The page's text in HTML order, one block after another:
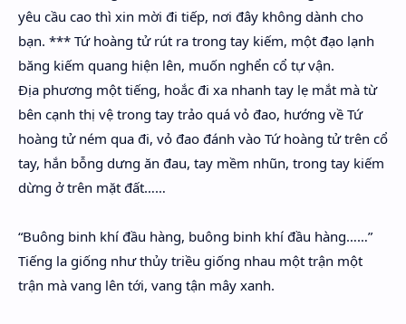
yêu cầu cao thì xin mời đi tiếp, nơi đây không dành cho
bạn. *** Tứ hoàng tử rút ra trong tay kiếm, một đạo lạnh
băng kiếm quang hiện lên, muốn nghển cổ tự vận.
Địa phương một tiếng, hoắc đi xa nhanh tay lẹ mắt mà từ
bên cạnh thị vệ trong tay trảo quá vỏ đao, hướng về Tứ
hoàng tử ném qua đi, vỏ đao đánh vào Tứ hoàng tử trên cổ
tay, hắn bỗng dưng ăn đau, tay mềm nhũn, trong tay kiếm
dừng ở trên mặt đất……
“Buông binh khí đầu hàng, buông binh khí đầu hàng……”
Tiếng la giống như thủy triều giống nhau một trận một
trận mà vang lên tới, vang tận mây xanh.